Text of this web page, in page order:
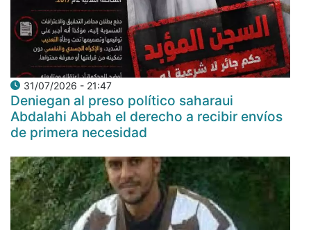
31/07/2026 - 21:47
Deniegan al preso político saharaui
Abdalahi Abbah el derecho a recibir envíos
de primera necesidad